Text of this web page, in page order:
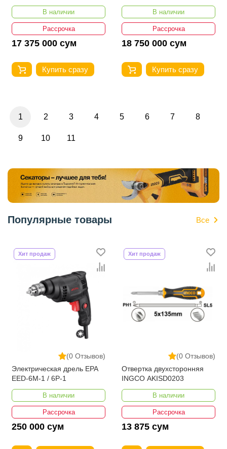
В наличии
Рассрочка
17 375 000 сум
Купить сразу
В наличии
Рассрочка
18 750 000 сум
Купить сразу
1 2 3 4 5 6 7 8
9 10 11
Популярные товары Все
(0 Отзывов)
Хит продаж
Электрическая дрель EPA
EED-6M-1 / 6P-1
В наличии
Рассрочка
250 000 сум
(0 Отзывов)
Хит продаж
Отвертка двухсторонняя
INGCO AKISD0203
В наличии
Рассрочка
13 875 сум